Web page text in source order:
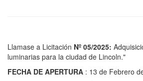
Llamase a Licitación Nº 05/2025:
luminarias para la ciudad de Lincoln."
FECHA DE APERTURA : 13 de Febrero